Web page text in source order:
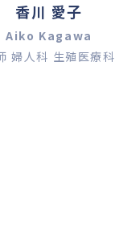
香川 愛子
Aiko Kagawa
婦人科 生殖医療科